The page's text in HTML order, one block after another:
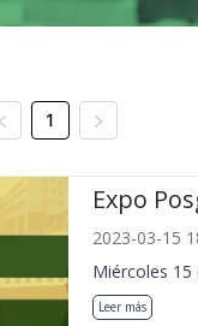
1
Expo
2023-03-15
Miércoles 15
Leer más